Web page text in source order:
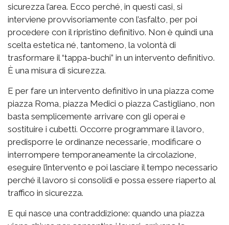
sicurezza l’area. Ecco perché, in questi casi, si
interviene provvisoriamente con l’asfalto, per poi
procedere con il ripristino definitivo. Non è quindi una
scelta estetica né, tantomeno, la volontà di
trasformare il “tappa-buchi” in un intervento definitivo.
È una misura di sicurezza.
E per fare un intervento definitivo in una piazza come
piazza Roma, piazza Medici o piazza Castigliano, non
basta semplicemente arrivare con gli operai e
sostituire i cubetti. Occorre programmare il lavoro,
predisporre le ordinanze necessarie, modificare o
interrompere temporaneamente la circolazione,
eseguire l’intervento e poi lasciare il tempo necessario
perché il lavoro si consolidi e possa essere riaperto al
traffico in sicurezza.
E qui nasce una contraddizione: quando una piazza